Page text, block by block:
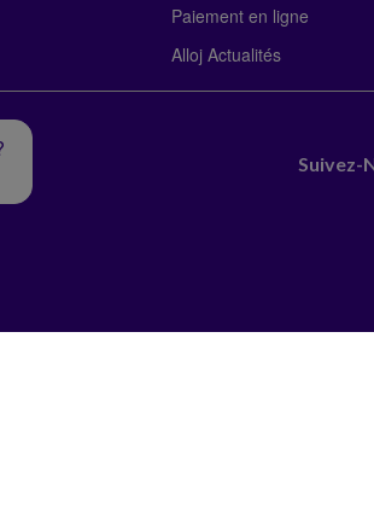
Paiement en ligne
Alloj Actualités
Suivez-